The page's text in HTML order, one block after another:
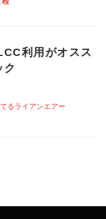
利用がオスス
ク
るライアンエアー